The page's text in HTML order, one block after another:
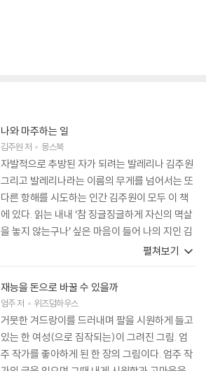
나와 마주하는 일
김주원저 몽스북
자발적으로 추방된 자가 되려는 발레리나 김주원
그리고 발레리나라는 이름의 무게를 넘어서는 또
다른 항해를 시도하는 인간 김주원이 모두 이 책
에 있다. 읽는 내내 ‘참 징글징글하게 자신의 멱살
을 놓지 않는구나’ 싶은 마음이 들어 나의 지인 김
주원을 안아주고 싶다가도 ‘이 사람 정말 오뚝이
나, 이 성격 나도 갖고 싶다. 진짜 부럽다.’는 생각
을 하며 고개를 끄덕거린다. 무대 위의 밝게 쏟아
지는 빛만큼의 그늘을 이고 지고 살아온 예술가
김주원이 이 책 속에 수놓은, 좋은 발레리나를 꿈
꾸는 이들에게 던지는 말들의 온도가 뜨겁다.
펼쳐보기
재능을 돈으로 바꿀 수 있을까
엄주저 위즈덤하우스
거뭇한 겨드랑이를 드러내며 팔을 시원하게 들고
있는 한 여성(으로 짐작되는)이 그려진 그림. 엄
주 작가를 좋아하게 된 한 장의 그림이다. 엄주 작